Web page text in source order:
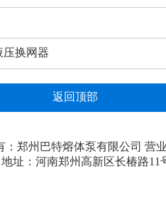
压换网器
返回顶部
：郑州巴特熔体泵有限公司 营
地址：河南郑州高新区长椿路